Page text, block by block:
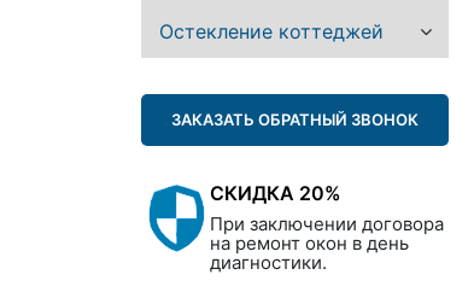
Остекление коттеджей
ЗАКАЗАТЬ ОБРАТНЫЙ ЗВОНОК
СКИДКА 20%
При заключении договора
на ремонт окон в день
диагностики.